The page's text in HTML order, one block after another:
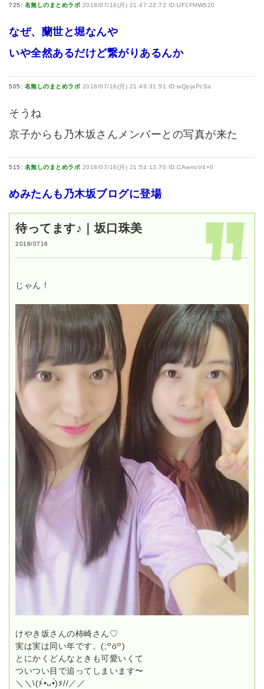
725: 名無しのまとめラボ 2018/07/16(月) 21:47:22.72 ID:UF1FMW520
なぜ、蘭世と堀なんや
いや全然あるだけど繋がりあるんか
505: 名無しのまとめラボ 2018/07/16(月) 21:49:31.51 ID:wQpjaPcSa
そうね
京子からも乃木坂さんメンバーとの写真が来た
515: 名無しのまとめラボ 2018/07/16(月) 21:54:13.70 ID:CAwnoV4+0
めみたんも乃木坂ブログに登場
待ってます♪｜坂口珠美
2018/0716
じゃん！
けやき坂さんの柿崎さん♡
実は実は同い年です。(;꒪ö꒪)
とにかくどんなときも可愛いくて
ついつい目で追ってしまいます〜
＼＼\(۶•̀ᴗ•́)۶//／／